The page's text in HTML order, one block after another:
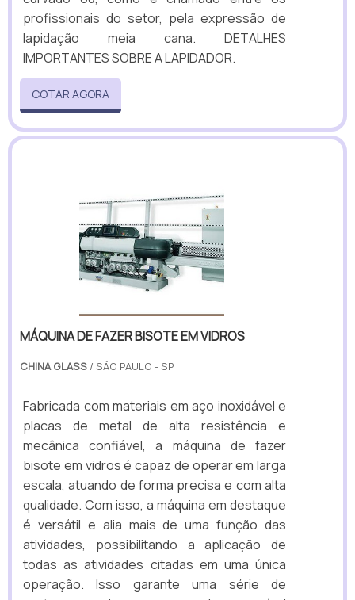
profissionais do setor, pela expressão de
lapidação meia cana. DETALHES
IMPORTANTES SOBRE A LAPIDADOR.
COTAR AGORA
MÁQUINA DE FAZER BISOTE EM VIDROS
CHINA GLASS / SÃO PAULO - SP
Fabricada com materiais em aço inoxidável e
placas de metal de alta resistência e
mecânica confiável, a máquina de fazer
bisote em vidros é capaz de operar em larga
escala, atuando de forma precisa e com alta
qualidade. Com isso, a máquina em destaque
é versátil e alia mais de uma função das
atividades, possibilitando a aplicação de
todas as atividades citadas em uma única
operação. Isso garante uma série de